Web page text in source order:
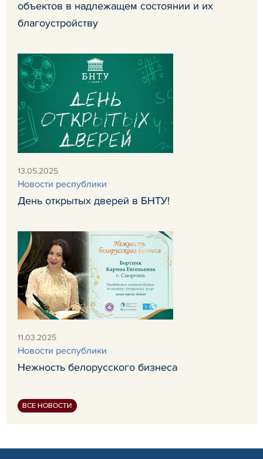
объектов в надлежащем состоянии и их
благоустройству
13.05.2025
Новости республики
День открытых дверей в БНТУ!
11.03.2025
Новости республики
Нежность белорусского бизнеса
ВСЕ НОВОСТИ